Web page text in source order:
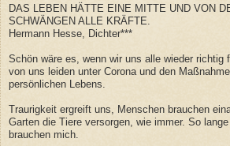
DAS LEBEN HÄTTE EINE MITTE UND VON
SCHWÄNGEN ALLE KRÄFTE.
Hermann Hesse, Dichter***
Schön wäre es, wenn wir uns alle wieder richtig
von uns leiden unter Corona und den
persönlichen Lebens.
Traurigkeit ergreift uns, Menschen brauchen
Garten die Tiere versorgen, wie immer. So
brauchen mich.